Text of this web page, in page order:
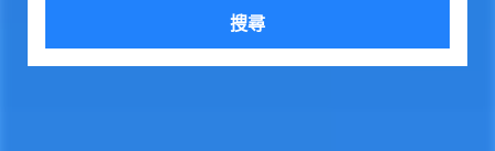
搜尋